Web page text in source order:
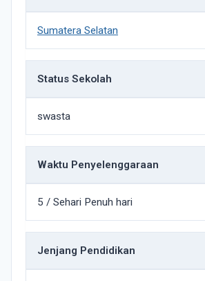
Sumatera Selatan
Status Sekolah
swasta
Waktu Penyelenggaraan
5 / Sehari Penuh hari
Jenjang Pendidikan